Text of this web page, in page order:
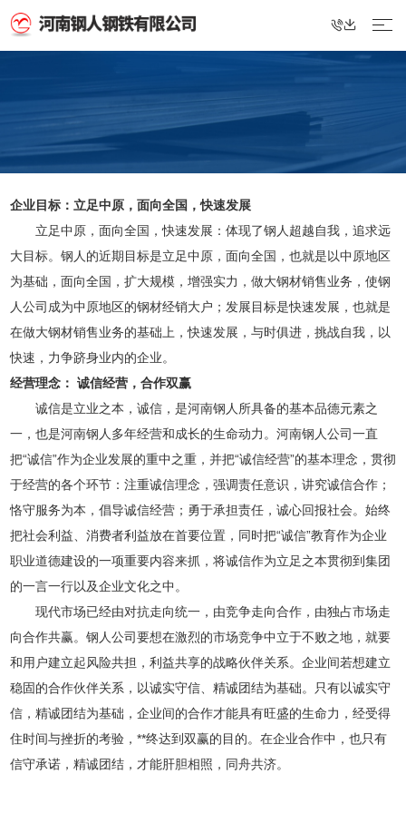
企业目标：立足中原，面向全国，快速发展
立足中原，面向全国，快速发展：体现了钢人超越自我，追求远
大目标。钢人的近期目标是立足中原，面向全国，也就是以中原地区
为基础，面向全国，扩大规模，增强实力，做大钢材销售业务，使钢
人公司成为中原地区的钢材经销大户；发展目标是快速发展，也就是
在做大钢材销售业务的基础上，快速发展，与时俱进，挑战自我，以
快速，力争跻身业内的企业。
经营理念： 诚信经营，合作双赢
诚信是立业之本，诚信，是河南钢人所具备的基本品德元素之
一，也是河南钢人多年经营和成长的生命动力。河南钢人公司一直
把“诚信”作为企业发展的重中之重，并把“诚信经营”的基本理念，贯彻
于经营的各个环节：注重诚信理念，强调责任意识，讲究诚信合作；
恪守服务为本，倡导诚信经营；勇于承担责任，诚心回报社会。始终
把社会利益、消费者利益放在首要位置，同时把“诚信”教育作为企业
职业道德建设的一项重要内容来抓，将诚信作为立足之本贯彻到集团
的一言一行以及企业文化之中。
现代市场已经由对抗走向统一，由竞争走向合作，由独占市场走
向合作共赢。钢人公司要想在激烈的市场竞争中立于不败之地，就要
和用户建立起风险共担，利益共享的战略伙伴关系。企业间若想建立
稳固的合作伙伴关系，以诚实守信、精诚团结为基础。只有以诚实守
信，精诚团结为基础，企业间的合作才能具有旺盛的生命力，经受得
住时间与挫折的考验，**终达到双赢的目的。在企业合作中，也只有
信守承诺，精诚团结，才能肝胆相照，同舟共济。